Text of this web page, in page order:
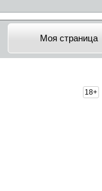
Моя страница
18+